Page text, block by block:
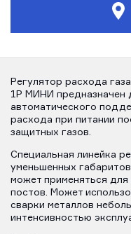
Регулятор расхода
1Р МИНИ предназначен
автоматического
расхода при питании
защитных газов.
Специальная линейка
уменьшенных
может применяться
постов. Может
сварки металлов
интенсивностью